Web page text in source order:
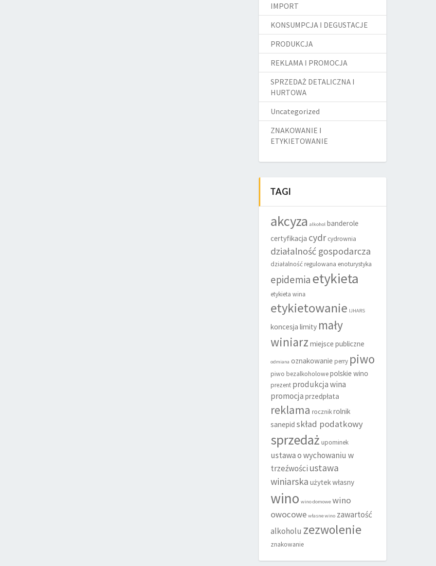
IMPORT
KONSUMPCJA I DEGUSTACJE
PRODUKCJA
REKLAMA I PROMOCJA
SPRZEDAŻ DETALICZNA I
HURTOWA
Uncategorized
ZNAKOWANIE I
ETYKIETOWANIE
TAGI
akcyza alkohol banderole
certyfikacja cydr cydrownia
działalność gospodarcza
działalność regulowana enoturystyka
epidemia etykieta
etykieta wina
etykietowanie IJHARS
koncesja limity mały
winiarz miejsce publiczne
odmiana oznakowanie perry piwo
piwo bezalkoholowe polskie wino
prezent produkcja wina
promocja przedpłata
reklama rocznik rolnik
sanepid skład podatkowy
sprzedaż upominek
ustawa o wychowaniu w
trzeźwości ustawa
winiarska użytek własny
wino wino domowe wino
owocowe własne wino zawartość
alkoholu zezwolenie
znakowanie